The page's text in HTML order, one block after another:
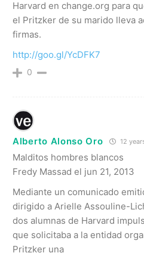
Harvard en change.org para
el Pritzker de su marido lleva
firmas.
http://goo.gl/YcDFK7
0
Alberto Alonso Oro 12
Malditos hombres blancos
Fredy Massad el jun 21, 2013
Mediante un comunicado
dirigido a Arielle Assouline-
dos alumnas de Harvard
que solicitaba a la entidad
Pritzker una